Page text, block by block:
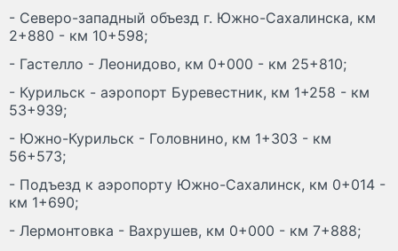
- Северо-западный объезд г. Южно-Сахалинска, км
2+880 - км 10+598;
- Гастелло - Леонидово, км 0+000 - км 25+810;
- Курильск - аэропорт Буревестник, км 1+258 - км
53+939;
- Южно-Курильск - Головнино, км 1+303 - км
56+573;
- Подъезд к аэропорту Южно-Сахалинск, км 0+014 -
км 1+690;
- Лермонтовка - Вахрушев, км 0+000 - км 7+888;